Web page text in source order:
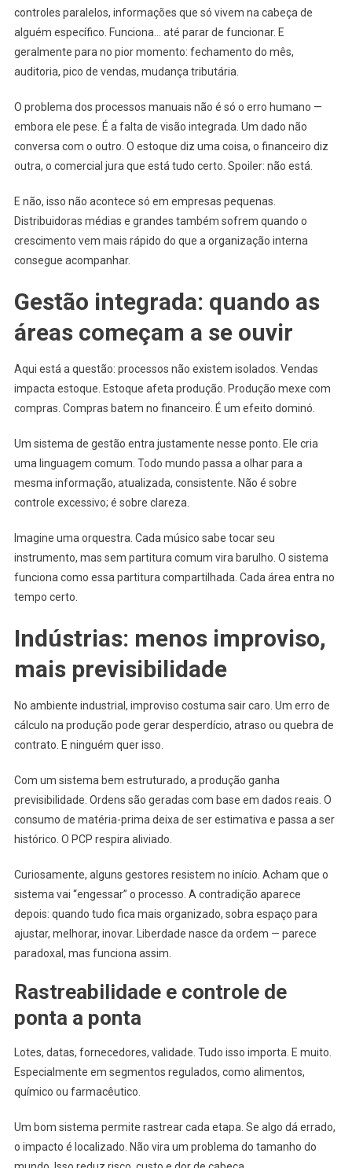
controles paralelos, informações que só vivem na cabeça de
alguém específico. Funciona… até parar de funcionar. E
geralmente para no pior momento: fechamento do mês,
auditoria, pico de vendas, mudança tributária.
O problema dos processos manuais não é só o erro humano —
embora ele pese. É a falta de visão integrada. Um dado não
conversa com o outro. O estoque diz uma coisa, o financeiro diz
outra, o comercial jura que está tudo certo. Spoiler: não está.
E não, isso não acontece só em empresas pequenas.
Distribuidoras médias e grandes também sofrem quando o
crescimento vem mais rápido do que a organização interna
consegue acompanhar.
Gestão integrada: quando as
áreas começam a se ouvir
Aqui está a questão: processos não existem isolados. Vendas
impacta estoque. Estoque afeta produção. Produção mexe com
compras. Compras batem no financeiro. É um efeito dominó.
Um sistema de gestão entra justamente nesse ponto. Ele cria
uma linguagem comum. Todo mundo passa a olhar para a
mesma informação, atualizada, consistente. Não é sobre
controle excessivo; é sobre clareza.
Imagine uma orquestra. Cada músico sabe tocar seu
instrumento, mas sem partitura comum vira barulho. O sistema
funciona como essa partitura compartilhada. Cada área entra no
tempo certo.
Indústrias: menos improviso,
mais previsibilidade
No ambiente industrial, improviso costuma sair caro. Um erro de
cálculo na produção pode gerar desperdício, atraso ou quebra de
contrato. E ninguém quer isso.
Com um sistema bem estruturado, a produção ganha
previsibilidade. Ordens são geradas com base em dados reais. O
consumo de matéria-prima deixa de ser estimativa e passa a ser
histórico. O PCP respira aliviado.
Curiosamente, alguns gestores resistem no início. Acham que o
sistema vai “engessar” o processo. A contradição aparece
depois: quando tudo fica mais organizado, sobra espaço para
ajustar, melhorar, inovar. Liberdade nasce da ordem — parece
paradoxal, mas funciona assim.
Rastreabilidade e controle de
ponta a ponta
Lotes, datas, fornecedores, validade. Tudo isso importa. E muito.
Especialmente em segmentos regulados, como alimentos,
químico ou farmacêutico.
Um bom sistema permite rastrear cada etapa. Se algo dá errado,
o impacto é localizado. Não vira um problema do tamanho do